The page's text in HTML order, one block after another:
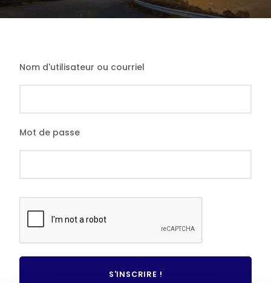
Nom d'utilisateur ou courriel
Mot de passe